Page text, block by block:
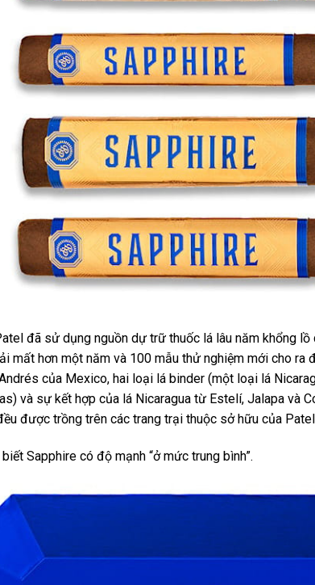
đã sử dụng nguồn dự trữ thuốc lá lâu năm khổng
mất hơn một năm và 100 mẫu thử nghiệm mới cho
của Mexico, hai loại lá binder (một loại lá
và sự kết hợp của lá Nicaragua từ Estelí, Jalapa và
được trồng trên các trang trại thuộc sở hữu của
Sapphire có độ mạnh “ở mức trung bình”.